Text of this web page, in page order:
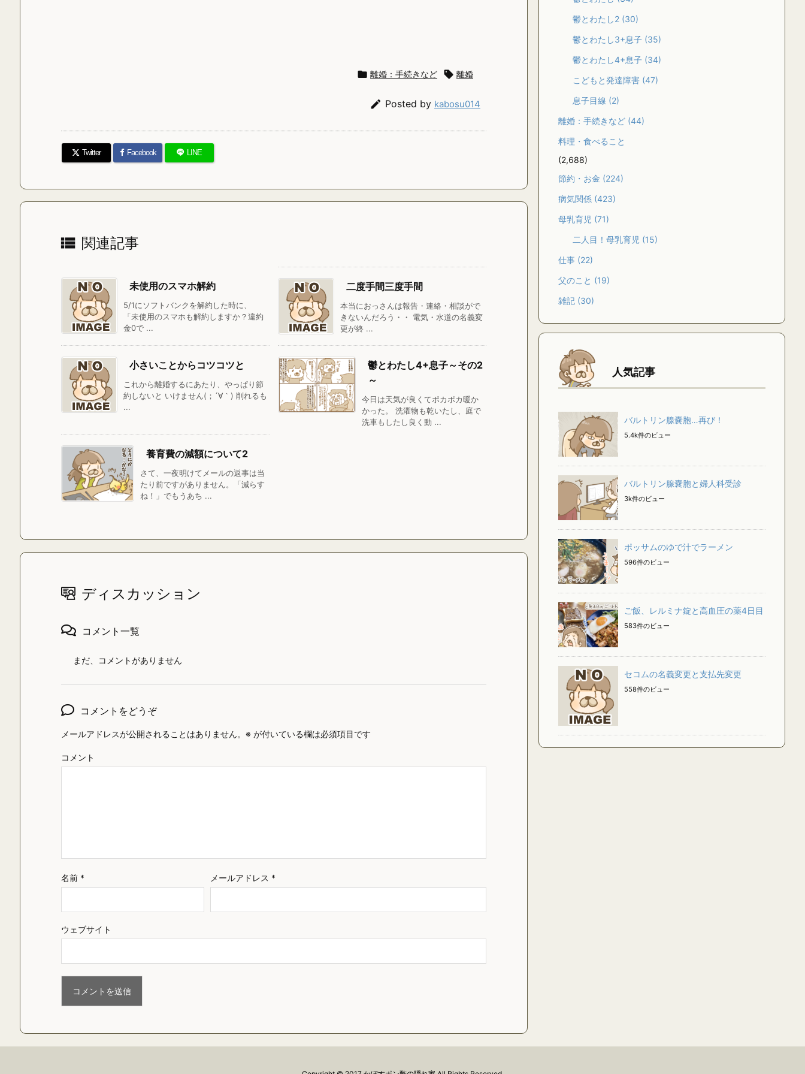
 離婚：手続きなど  離婚
 Posted by kabosu014
Twitter Facebook LINE
 関連記事
未使用のスマホ解約
5/1にソフトバンクを解約した時に、
「未使用のスマホも解約しますか？違約
金0で ...
二度手間三度手間
本当におっさんは報告・連絡・相談がで
きないんだろう・・ 電気・水道の名義変
更が終 ...
小さいことからコツコツと
これから離婚するにあたり、やっぱり節
約しないと いけません(；´∀｀) 削れるも
...
鬱とわたし4+息子～その2
～
今日は天気が良くてポカポカ暖か
かった。 洗濯物も乾いたし、庭で
洗車もしたし良く動 ...
養育費の減額について2
さて、一夜明けてメールの返事は当
たり前ですがありません。「減らす
ね！」でもうあち ...
ディスカッション
コメント一覧
まだ、コメントがありません
コメントをどうぞ
メールアドレスが公開されることはありません。 ※ が付いている欄は必須項目です
コメント
名前 * メールアドレス *
ウェブサイト
鬱とわたし2 (30)
鬱とわたし3+息子 (35)
鬱とわたし4+息子 (34)
こどもと発達障害 (47)
息子目線 (2)
離婚：手続きなど (44)
料理・食べること
(2,688)
節約・お金 (224)
病気関係 (423)
母乳育児 (71)
二人目！母乳育児 (15)
仕事 (22)
父のこと (19)
雑記 (30)
人気記事
バルトリン腺嚢胞…再び！
5.4k件のビュー
バルトリン腺嚢胞と婦人科受診
3k件のビュー
ポッサムのゆで汁でラーメン
596件のビュー
ご飯、レルミナ錠と高血圧の薬4日目
583件のビュー
セコムの名義変更と支払先変更
558件のビュー